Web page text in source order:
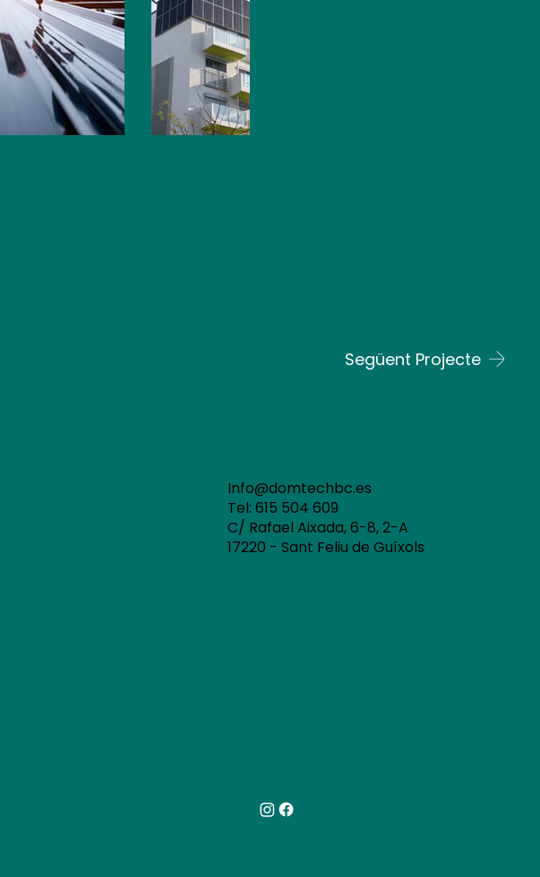
Següent Projecte
Info@domtechbc.es
Tel: 615 504 609
C/ Rafael Aixada, 6-8, 2-A
17220 - Sant Feliu de Guíxols